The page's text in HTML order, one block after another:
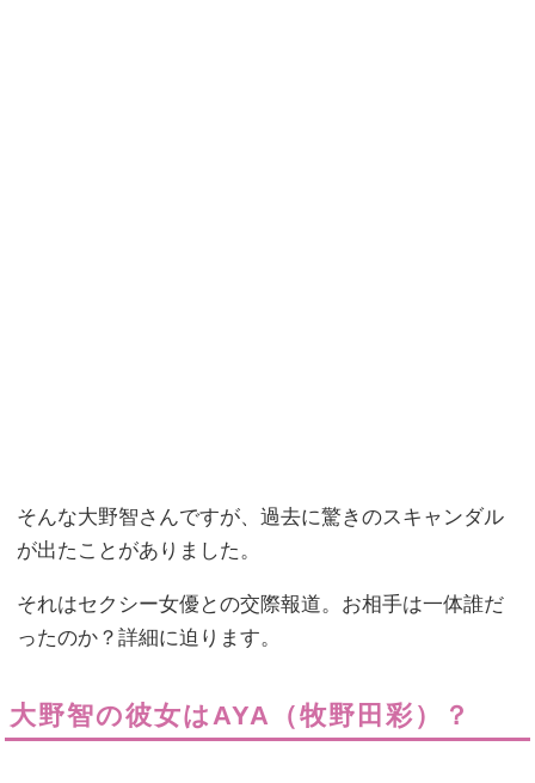
そんな大野智さんですが、過去に驚きのスキャンダル
が出たことがありました。
それはセクシー女優との交際報道。お相手は一体誰だ
ったのか？詳細に迫ります。
大野智の彼女はAYA（牧野田彩）？